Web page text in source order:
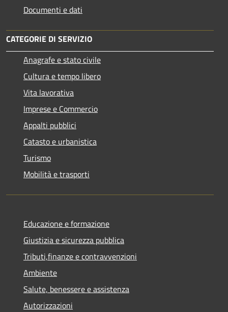
Documenti e dati
CATEGORIE DI SERVIZIO
Anagrafe e stato civile
Cultura e tempo libero
Vita lavorativa
Imprese e Commercio
Appalti pubblici
Catasto e urbanistica
Turismo
Mobilità e trasporti
Educazione e formazione
Giustizia e sicurezza pubblica
Tributi,finanze e contravvenzioni
Ambiente
Salute, benessere e assistenza
Autorizzazioni